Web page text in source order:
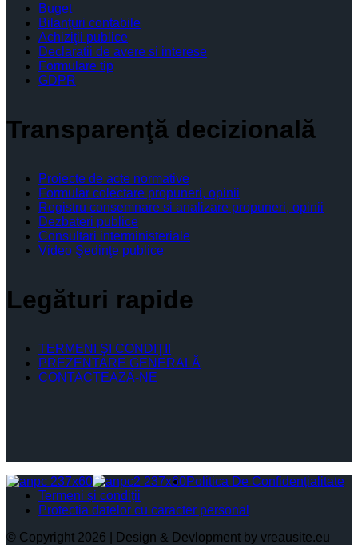
Buget
Bilanţuri contabile
Achiziţii publice
Declaratii de avere si interese
Formulare tip
GDPR
Transparenţă decizională
Proiecte de acte normative
Formular colectare propuneri, opinii
Registru consemnare si analizare propuneri, opinii
Dezbateri publice
Consultari interministeriale
Video Şedinţe publice
Legături rapide
TERMENI ŞI CONDIŢII
PREZENTARE GENERALĂ
CONTACTEAZĂ-NE
Politica De Confidențialitate
Termeni și condiții
Protectia datelor cu caracter personal
© Copyright 2026 | Design & Devlopment by vreausite.eu